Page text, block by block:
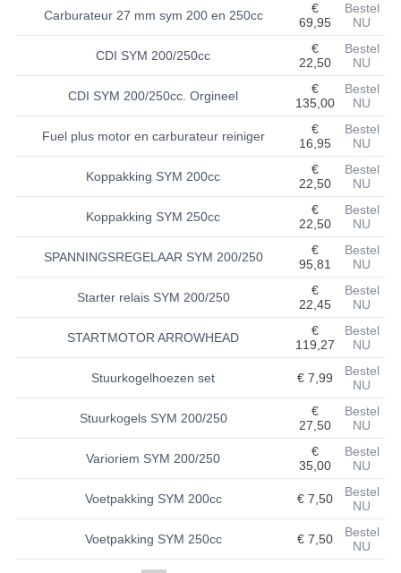
PLASTIC PARTS
VERLICHTING
ONDERDELEN 50CC TOT 125CC
UNIVERSELE QUAD ONDERDELEN
BASHAN ONDERDELEN
KETTING EN TANDWIELEN
KOEL SYSTEEM
MOTOR
REM SYSTEEM
Carburateur 27 mm sym 200 en 250cc
€
69,95
Bestel
NU
CDI SYM 200/250cc
€
22,50
Bestel
NU
CDI SYM 200/250cc. Orgineel
€
135,00
Bestel
NU
Fuel plus motor en carburateur reiniger
€
16,95
Bestel
NU
Koppakking SYM 200cc
€
22,50
Bestel
NU
Koppakking SYM 250cc
€
22,50
Bestel
NU
SPANNINGSREGELAAR SYM 200/250
€
95,81
Bestel
NU
Starter relais SYM 200/250
€
22,45
Bestel
NU
STARTMOTOR ARROWHEAD
€
119,27
Bestel
NU
Stuurkogelhoezen set € 7,99
Bestel
NU
Stuurkogels SYM 200/250
€
27,50
Bestel
NU
Varioriem SYM 200/250
€
35,00
Bestel
NU
Voetpakking SYM 200cc € 7,50
Bestel
NU
Voetpakking SYM 250cc € 7,50
Bestel
NU